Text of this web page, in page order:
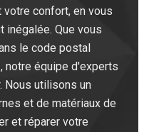
confort, en vous
inégalée. Que vous
le code postal
notre équipe d'experts
Nous utilisons un
et de matériaux de
et réparer votre